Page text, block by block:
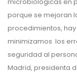
porque se mejoran
procedimientos,
minimizamos los
seguridad al
Madrid, presidenta